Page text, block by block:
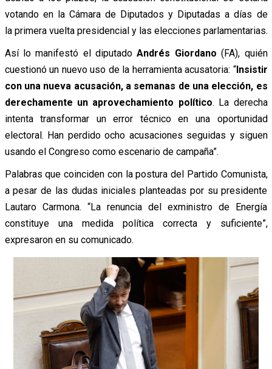
votando en la Cámara de Diputados y Diputadas a días de
la primera vuelta presidencial y las elecciones parlamentarias.
Así lo manifestó el diputadoAndrés Giordano (FA), quién
cuestionó un nuevo uso de la herramienta acusatoria: “Insistir
con una nueva acusación, a semanas de una elección, es
derechamente un aprovechamiento político. La derecha
intenta transformar un error técnico en una oportunidad
electoral. Han perdido ocho acusaciones seguidas y siguen
usando el Congreso como escenario de campaña”.
Palabras que coinciden con la postura del Partido Comunista,
a pesar de las dudas iniciales planteadas por su presidente
Lautaro Carmona. “La renuncia del exministro de Energía
constituye una medida política correcta y suficiente”,
expresaron en su comunicado.